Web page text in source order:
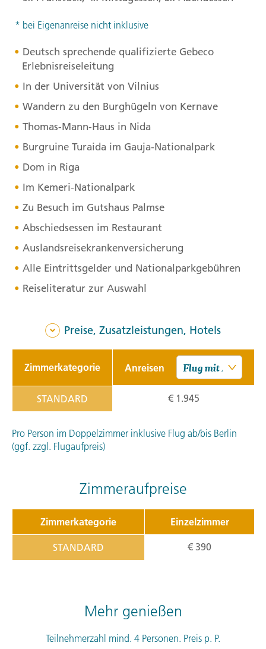
* bei Eigenanreise nicht inklusive
Deutsch sprechende qualifizierte Gebeco
Erlebnisreiseleitung
In der Universität von Vilnius
Wandern zu den Burghügeln von Kernave
Thomas-Mann-Haus in Nida
Burgruine Turaida im Gauja-Nationalpark
Dom in Riga
Im Kemeri-Nationalpark
Zu Besuch im Gutshaus Palmse
Abschiedsessen im Restaurant
Auslandsreisekrankenversicherung
Alle Eintrittsgelder und Nationalparkgebühren
Reiseliteratur zur Auswahl
Preise, Zusatzleistungen, Hotels
Zimmerkategorie Anreisen
STANDARD € 1.945
Pro Person im Doppelzimmer inklusive Flug ab/bis Berlin
(ggf. zzgl. Flugaufpreis)
Zimmeraufpreise
Zimmerkategorie Einzelzimmer
STANDARD € 390
Mehr genießen
Teilnehmerzahl mind. 4 Personen. Preis p. P.